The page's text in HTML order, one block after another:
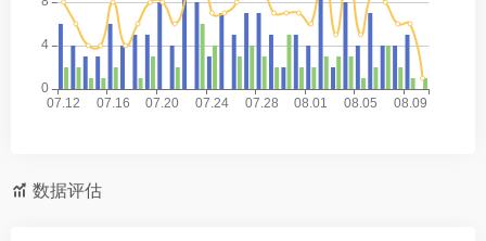
数据评估